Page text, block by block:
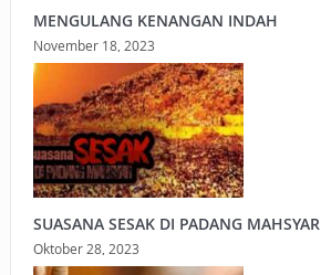
MENGULANG KENANGAN INDAH
November 18, 2023
SUASANA SESAK DI PADANG MAHSYAR
Oktober 28, 2023